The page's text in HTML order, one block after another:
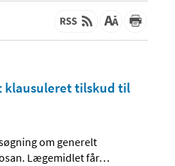
klausuleret tilskud til
om generelt
Lægemidlet får…